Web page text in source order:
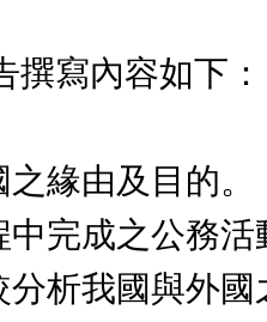
撰寫內容如下：
緣由及目的。
中完成之公務活
分析我國與外